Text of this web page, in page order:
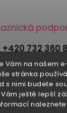
Vám na našem
stránka
s nimi budete
ještě lepší
naleznete
+420 732 360